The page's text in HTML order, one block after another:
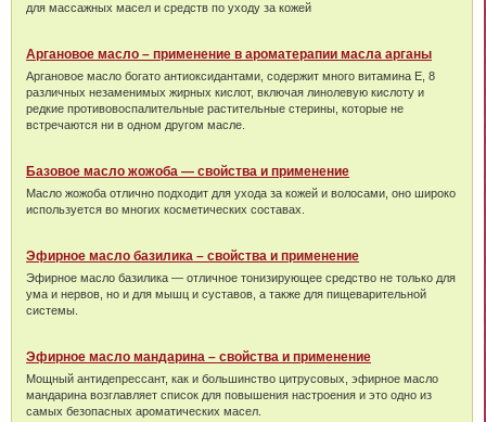
для массажных масел и средств по уходу за кожей
Аргановое масло – применение в ароматерапии масла арганы
Аргановое масло богато антиоксидантами, содержит много витамина Е, 8
различных незаменимых жирных кислот, включая линолевую кислоту и
редкие противовоспалительные растительные стерины, которые не
встречаются ни в одном другом масле.
Базовое масло жожоба — свойства и применение
Масло жожоба отлично подходит для ухода за кожей и волосами, оно широко
используется во многих косметических составах.
Эфирное масло базилика – свойства и применение
Эфирное масло базилика — отличное тонизирующее средство не только для
ума и нервов, но и для мышц и суставов, а также для пищеварительной
системы.
Эфирное масло мандарина – свойства и применение
Мощный антидепрессант, как и большинство цитрусовых, эфирное масло
мандарина возглавляет список для повышения настроения и это одно из
самых безопасных ароматических масел.